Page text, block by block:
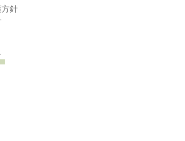
針